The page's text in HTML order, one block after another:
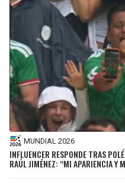
MUNDIAL 2026
INFLUENCER RESPONDE TRAS
RAÚL JIMÉNEZ: “MI APARIENCIA Y